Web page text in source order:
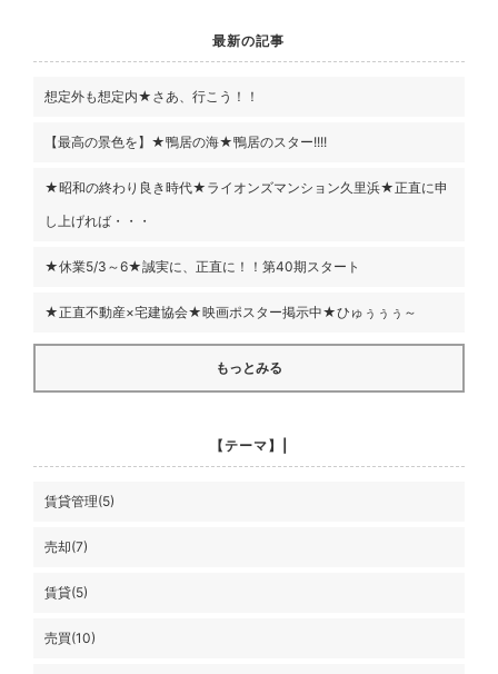
最新の記事
想定外も想定内★さあ、行こう！！
【最高の景色を】★鴨居の海★鴨居のスター!!!!
★昭和の終わり良き時代★ライオンズマンション久里浜★正直に申
し上げれば・・・
★休業5/3～6★誠実に、正直に！！第40期スタート
★正直不動産×宅建協会★映画ポスター掲示中★ひゅぅぅぅ～
もっとみる
【テーマ】|
賃貸管理(5)
売却(7)
賃貸(5)
売買(10)